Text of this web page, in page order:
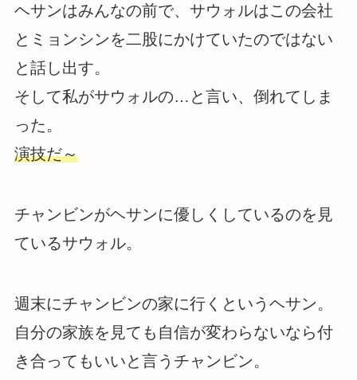
ヘサンはみんなの前で、サウォルはこの会社
とミョンシンを二股にかけていたのではない
と話し出す。
そして私がサウォルの…と言い、倒れてしま
った。
演技だ～
チャンビンがヘサンに優しくしているのを見
ているサウォル。
週末にチャンビンの家に行くというヘサン。
自分の家族を見ても自信が変わらないなら付
き合ってもいいと言うチャンビン。